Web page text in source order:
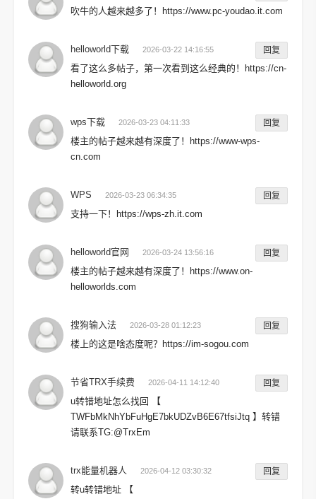
吹牛的人越来越多了！https://www.pc-youdao.it.com
helloworld下载 2026-03-22 14:16:55 回复
看了这么多帖子，第一次看到这么经典的！https://cn-
helloworld.org
wps下载 2026-03-23 04:11:33 回复
楼主的帖子越来越有深度了！https://www-wps-
cn.com
WPS 2026-03-23 06:34:35 回复
支持一下！https://wps-zh.it.com
helloworld官网 2026-03-24 13:56:16 回复
楼主的帖子越来越有深度了！https://www.on-
helloworlds.com
搜狗输入法 2026-03-28 01:12:23 回复
楼上的这是啥态度呢？https://im-sogou.com
节省TRX手续费 2026-04-11 14:12:40 回复
u转错地址怎么找回 【
TWFbMkNhYbFuHgE7bkUDZvB6E67tfsiJtq 】转错
请联系TG:@TrxEm
trx能量机器人 2026-04-12 03:30:32 回复
转u转错地址 【